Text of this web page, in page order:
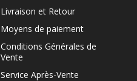
Livraison et Retour
Moyens de paiement
Conditions Générales de
Vente
Service Après-Vente